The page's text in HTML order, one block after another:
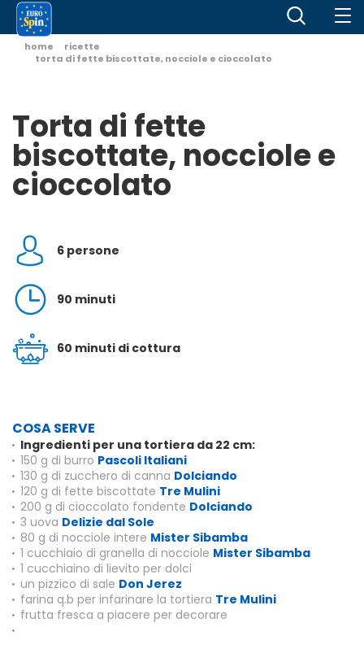
home
ricette
torta di fette biscottate, nocciole e cioccolato
Torta di fette
biscottate, nocciole e
cioccolato
6 persone
90 minuti
60 minuti di cottura
COSA SERVE
Ingredienti per una tortiera da 22 cm:
150 g di burro Pascoli Italiani
130 g di zucchero di canna Dolciando
120 g di fette biscottate Tre Mulini
200 g di cioccolato fondente Dolciando
3 uova Delizie dal Sole
80 g di nocciole intere Mister Sibamba
1 cucchiaio di granella di nocciole Mister Sibamba
1 cucchiaino di lievito per dolci
un pizzico di sale Don Jerez
farina q.b per infarinare la tortiera Tre Mulini
frutta fresca a piacere per decorare